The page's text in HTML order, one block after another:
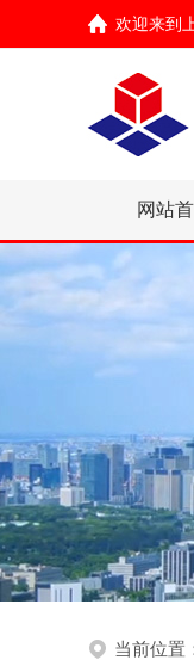
欢迎来到
网站
当前位置